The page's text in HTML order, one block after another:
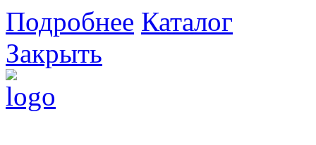
Подробнее Каталог
Закрыть